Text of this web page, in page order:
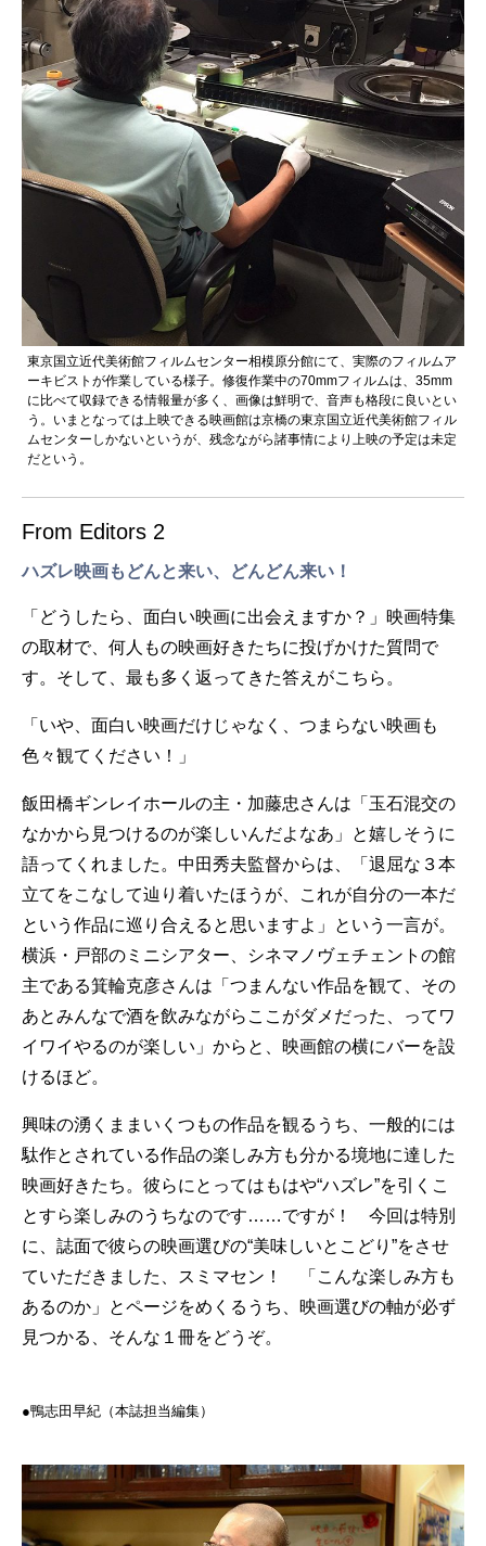
東京国立近代美術館フィルムセンター相模原分館にて、実際のフィルムア
ーキビストが作業している様子。修復作業中の70mmフィルムは、35mm
に比べて収録できる情報量が多く、画像は鮮明で、音声も格段に良いとい
う。いまとなっては上映できる映画館は京橋の東京国立近代美術館フィル
ムセンターしかないというが、残念ながら諸事情により上映の予定は未定
だという。
From Editors 2
ハズレ映画もどんと来い、どんどん来い！
「どうしたら、面白い映画に出会えますか？」映画特集
の取材で、何人もの映画好きたちに投げかけた質問で
す。そして、最も多く返ってきた答えがこちら。
「いや、面白い映画だけじゃなく、つまらない映画も
色々観てください！」
飯田橋ギンレイホールの主・加藤忠さんは「玉石混交の
なかから見つけるのが楽しいんだよなあ」と嬉しそうに
語ってくれました。中田秀夫監督からは、「退屈な３本
立てをこなして辿り着いたほうが、これが自分の一本だ
という作品に巡り合えると思いますよ」という一言が。
横浜・戸部のミニシアター、シネマノヴェチェントの館
主である箕輪克彦さんは「つまんない作品を観て、その
あとみんなで酒を飲みながらここがダメだった、ってワ
イワイやるのが楽しい」からと、映画館の横にバーを設
けるほど。
興味の湧くままいくつもの作品を観るうち、一般的には
駄作とされている作品の楽しみ方も分かる境地に達した
映画好きたち。彼らにとってはもはや“ハズレ”を引くこ
とすら楽しみのうちなのです……ですが！ 今回は特別
に、誌面で彼らの映画選びの“美味しいとこどり”をさせ
ていただきました、スミマセン！ 「こんな楽しみ方も
あるのか」とページをめくるうち、映画選びの軸が必ず
見つかる、そんな１冊をどうぞ。
●鴨志田早紀（本誌担当編集）